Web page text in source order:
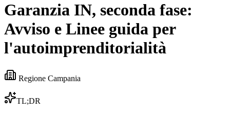
Garanzia IN, seconda fase:
Avviso e Linee guida per
l'autoimprenditorialità
Regione Campania
TL;DR